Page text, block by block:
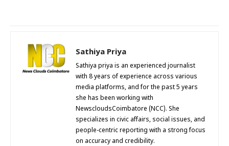
Sathiya Priya
Sathiya priya is an experienced journalist
with 8 years of experience across various
media platforms, and for the past 5 years
she has been working with
NewscloudsCoimbatore (NCC). She
specializes in civic affairs, social issues, and
people-centric reporting with a strong focus
on accuracy and credibility.